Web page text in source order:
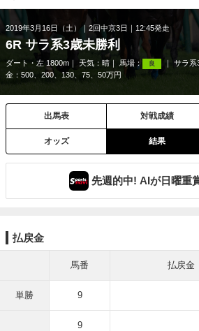
2019年3月16日（土） 2回中京3日 12:45発走
6R サラ系3歳未勝利
ダート・左 1800m 天気： 晴 馬場： 良 サラ系
金：500、200、130、75、50万円
出馬表 対戦成績
オッズ 結果
先週的中! AIが日曜重
払戻金
馬番 払戻金
単勝 9
9